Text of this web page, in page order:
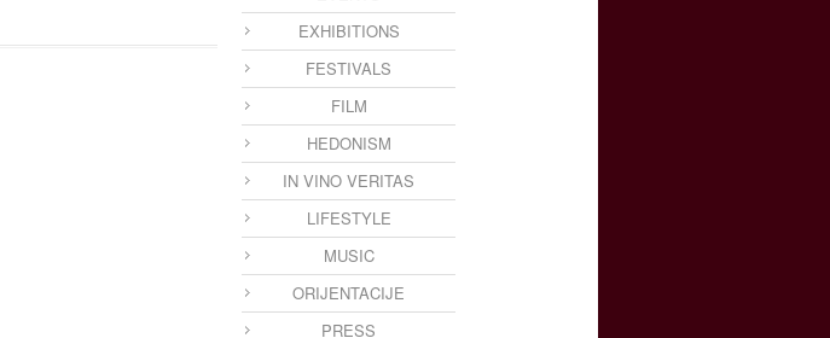
EXHIBITIONS
FESTIVALS
FILM
HEDONISM
IN VINO VERITAS
LIFESTYLE
MUSIC
ORIJENTACIJE
PRESS